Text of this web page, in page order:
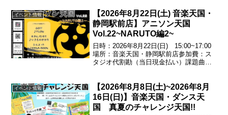
します♪エントリー受付中！054...
イベント情報
【2026年8月22日(土) 音楽天国・
静岡駅前店】アニソン天国
Vol.22~NARUTO編2~
日時：2026年8月22日(日) 15:00~17:00
場所：音楽天国・静岡駅前店参加費：ス
タジオ代割勘（当日現金払い）課題曲
トリー受付中！お問い合わ...
イベント情報
【2026年8月8日(土)~2026年8月
16日(日)】音楽天国・ダンス天
国 真夏のチャレンジ天国!!